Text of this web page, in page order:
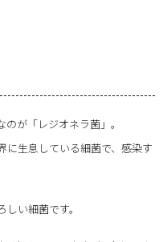
が「レジオネラ菌」。
に生息している細菌で、感染す
い細菌です。